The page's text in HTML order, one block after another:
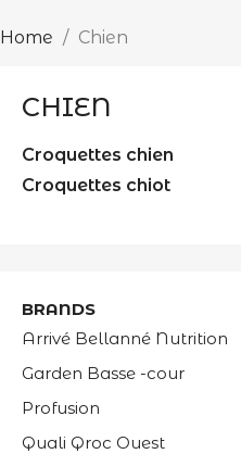
Home Chien
CHIEN
Croquettes chien
Croquettes chiot
BRANDS
Arrivé Bellanné Nutrition
Garden Basse -cour
Profusion
Quali Qroc Ouest